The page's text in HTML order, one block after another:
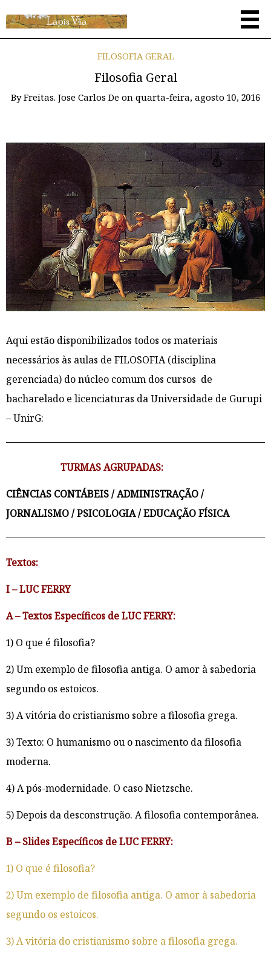
FILOSOFIA GERAL
Filosofia Geral
ByFreitas. Jose Carlos De on quarta-feira, agosto 10, 2016
Aqui estão disponibilizados todos os materiais
necessários às aulas de FILOSOFIA (disciplina
gerenciada) do núcleo comum dos cursos de
bacharelado e licenciaturas da Universidade de Gurupi
– UnirG:
TURMAS AGRUPADAS:
CIÊNCIAS CONTÁBEIS / ADMINISTRAÇÃO /
JORNALISMO / PSICOLOGIA / EDUCAÇÃO FÍSICA
Textos:
I – LUC FERRY
A – Textos Específicos de LUC FERRY:
1) O que é filosofia?
2) Um exemplo de filosofia antiga. O amor à sabedoria
segundo os estoicos.
3) A vitória do cristianismo sobre a filosofia grega.
3) Texto: O humanismo ou o nascimento da filosofia
moderna.
4) A pós-modernidade. O caso Nietzsche.
5) Depois da desconstrução. A filosofia contemporânea.
B – Slides Específicos de LUC FERRY:
1) O que é filosofia?
2) Um exemplo de filosofia antiga. O amor à sabedoria
segundo os estoicos.
3) A vitória do cristianismo sobre a filosofia grega.